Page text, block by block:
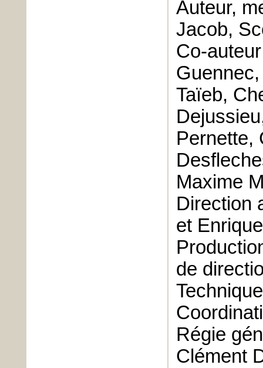
Auteur,
Jacob,
Co-
Taïeb,
Pernette,
Maxime
Direction
et
de
Régie
Clément